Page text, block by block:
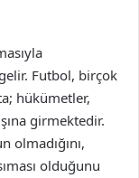
Futbol, birçok
hükümetler,
girmektedir.
olmadığını,
olduğunu